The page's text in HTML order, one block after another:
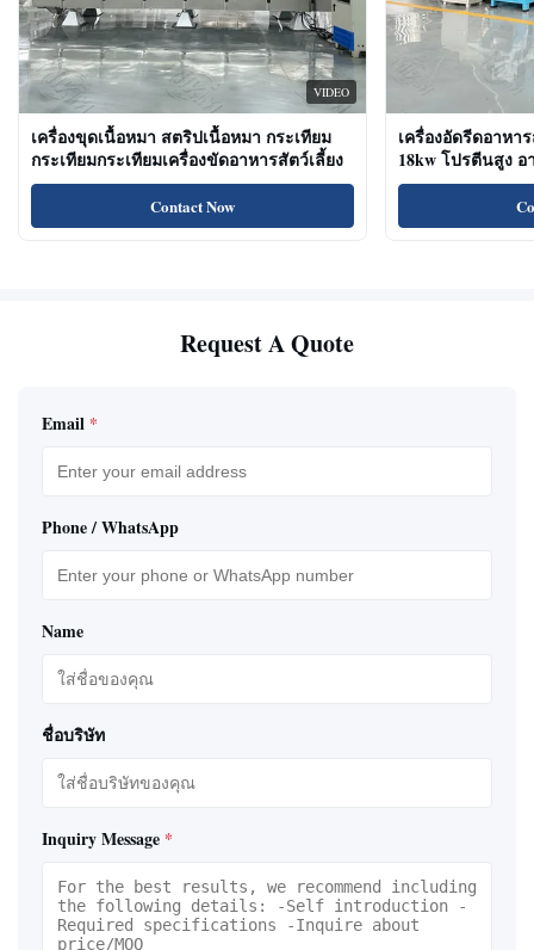
VIDEO
เครื่องขุดเนื้อหมา สตริปเนื้อหมา กระเทียม
กระเทียมกระเทียมเครื่องขัดอาหารสัตว์เลี้ยง
Contact Now
เครื่องอัดรีดอาหา
18kw โปรตีนสูง
ขนมแมว
Request A Quote
Email *
Phone / WhatsApp
Name
ชื่อบริษัท
Inquiry Message *